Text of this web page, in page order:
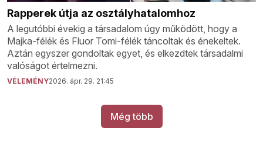
Rapperek útja az osztályhatalomhoz
A legutóbbi évekig a társadalom úgy működött, hogy a
Majka-félék és Fluor Tomi-félék táncoltak és énekeltek.
Aztán egyszer gondoltak egyet, és elkezdtek társadalmi
valóságot értelmezni.
VÉLEMÉNY2026. ápr. 29. 21:45
Még több